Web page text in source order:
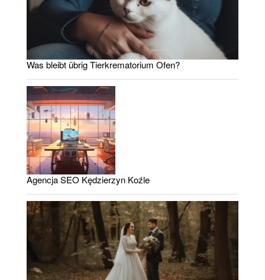
Was bleibt übrig Tierkrematorium Ofen?
Agencja SEO Kędzierzyn Koźle